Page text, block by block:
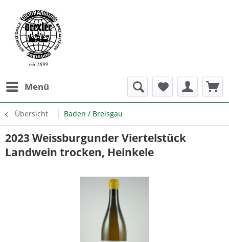
Menü
Übersicht Baden / Breisgau
2023 Weissburgunder Viertelstück
Landwein trocken, Heinkele